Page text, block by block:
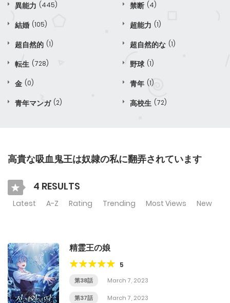
異能力 (445) 禁断 (4)
結婚 (105) 超能力 (1)
超自然的 (1) 超自然的な (1)
転生 (728) 野球 (1)
金 (0) 青年 (1)
青年マンガ (2) 高校生 (72)
高貴な吸血鬼王は奴隷の私に翻弄されています
4 RESULTS
Latest A-Z Rating Trending Most Views New
精霊王の娘
5
第38話 March 7, 2023
第37話 March 7, 2023